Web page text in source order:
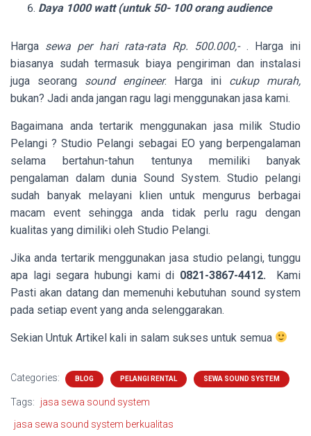
Daya 1000 watt (untuk 50- 100 orang audience
Harga sewa per hari rata-rata Rp. 500.000,-. Harga ini
biasanya sudah termasuk biaya pengiriman dan instalasi
juga seorang
sound engineer. Harga ini cukup murah,
bukan? Jadi anda jangan ragu lagi menggunakan jasa kami.
Bagaimana anda tertarik menggunakan jasa milik Studio
Pelangi ? Studio Pelangi sebagai EO yang berpengalaman
selama bertahun-tahun tentunya memiliki banyak
pengalaman dalam dunia Sound System. Studio pelangi
sudah banyak melayani klien untuk mengurus berbagai
macam event sehingga anda tidak perlu ragu dengan
kualitas yang dimiliki oleh Studio Pelangi.
Jika anda tertarik menggunakan jasa studio pelangi, tunggu
apa lagi segara hubungi kami di 0821-3867-4412.
Kami
Pasti akan datang dan memenuhi kebutuhan sound system
pada setiap event yang anda selenggarakan.
Sekian Untuk Artikel kali in salam sukses untuk semua
Categories: BLOG PELANGI RENTAL SEWA SOUND SYSTEM
Tags:
jasa sewa sound system
jasa sewa sound system berkualitas